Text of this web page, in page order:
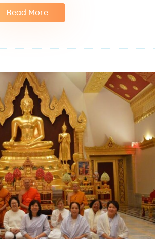
Read More